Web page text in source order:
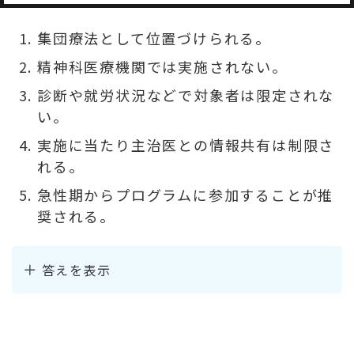
集団療法として位置づけられる。
精神科医療機関では実施されない。
診断や就労状況などで対象者は限定されな
い。
実施に当たり主治医との情報共有は制限さ
れる。
急性期からプログラムに参加することが推
奨される。
答えを表示